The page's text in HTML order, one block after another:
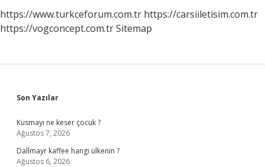
https://www.turkceforum.com.tr https://carsiiletisim.com.tr
https://vogconcept.com.trSitemap
Sidebar
Son Yazılar
Kusmayı ne keser çocuk ?
Ağustos 7, 2026
Dallmayr kaffee hangi ülkenin ?
Ağustos 6, 2026